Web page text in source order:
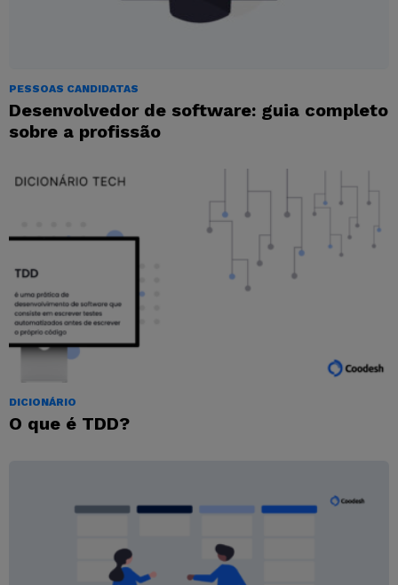
PESSOAS CANDIDATAS
Desenvolvedor de software: guia completo
sobre a profissão
DICIONÁRIO
O que é TDD?